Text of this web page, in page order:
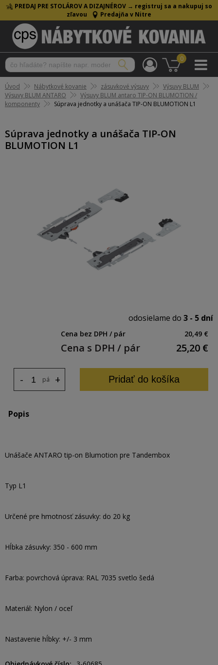
PREDAJ PRE STOLÁROV A DIZAJNÉROV → registruj sa a nakupuj so
zľavou
Predajňa v Nitre
0
Úvod Nábytkové kovanie zásuvkové výsuvy
Výsuvy BLUM
Výsuvy BLUM ANTARO
Výsuvy BLUM antaro TIP-ON BLUMOTION /
komponenty
Súprava jednotky a unášača TIP-ON BLUMOTION L1
Súprava jednotky a unášača TIP-ON
BLUMOTION L1
odosielame do 3 - 5 dní
Cena bez DPH / pár 20,49 €
Cena s DPH / pár 25,20 €
pár +
- Pridať do košíka
Popis
Unášače ANTARO tip-on Blumotion pre Tandembox
Typ L1
Určené pre hmotnosť zásuvky: do 20 kg
Hĺbka zásuvky: 350 - 600 mm
Farba: povrchová úprava: RAL 7035 svetlo šedá
Materiál: Nylon / oceľ
Nastavenie hĺbky: +/- 3 mm